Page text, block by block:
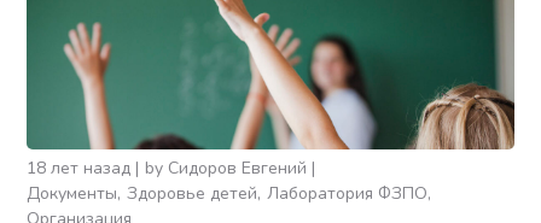
18 лет назад by Сидоров Евгений
Документы Здоровье детей Лаборатория ФЗПО
Организация